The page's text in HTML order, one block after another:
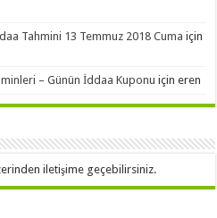
Tahmini 13 Temmuz 2018 Cuma için
– Günün İddaa Kuponu içineren
iletişime geçebilirsiniz.